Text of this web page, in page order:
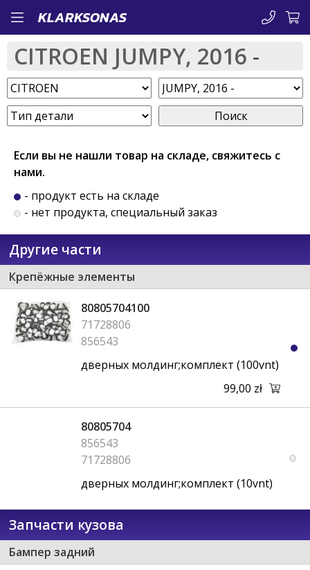
Перейти
к
основному
содержанию
KLARKSONAS
CITROEN JUMPY, 2016 -
Поиск
Если вы не нашли товар на складе, свяжитесь с
нами.
- продукт есть на складе
- нет продукта, специальный заказ
Другие части
Крепёжные элементы
80805704100
71728806
856543
дверныx молдинг;комплект (100vnt)
99,00 zł
80805704
856543
71728806
дверныx молдинг;комплект (10vnt)
Запчасти кузова
Бампер задний